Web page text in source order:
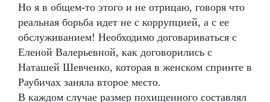
Но я в общем-то этого и не отрицаю, говоря что
реальная борьба идет не с коррупцией, а с ее
обслуживанием! Необходимо договариваться с
Еленой Валерьевной, как договорились с
Наташей Шевченко, которая в женском спринте в
Раубичах заняла второе место.
В каждом случае размер похищенного составлял